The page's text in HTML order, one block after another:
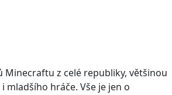
z celé republiky, většinou
mladšího hráče. Vše je jen o